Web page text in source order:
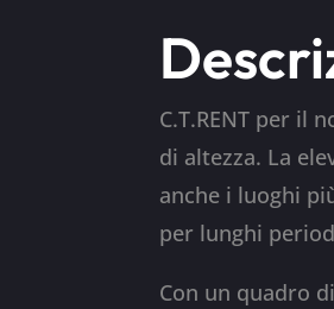
C.T.RENT per il
di altezza. La
anche i luoghi
per lunghi
Con un quadro